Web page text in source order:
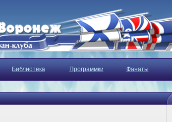
Библиотека Программки Фанаты